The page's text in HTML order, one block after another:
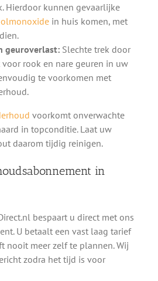
Hierdoor kunnen gevaarlijke
in huis komen, met
geuroverlast:Slechte trek door
rook en nare geuren in uw
te voorkomen met
voorkomt onverwachte
in topconditie. Laat uw
daarom tijdig reinigen.
in
bespaart u direct met ons
U betaalt een vast laag tarief
nooit meer zelf te plannen. Wij
zodra het tijd is voor